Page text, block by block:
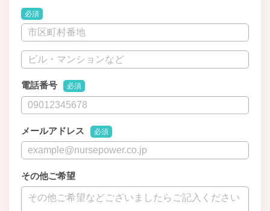
必須
電話番号 必須
メールアドレス 必須
その他ご希望